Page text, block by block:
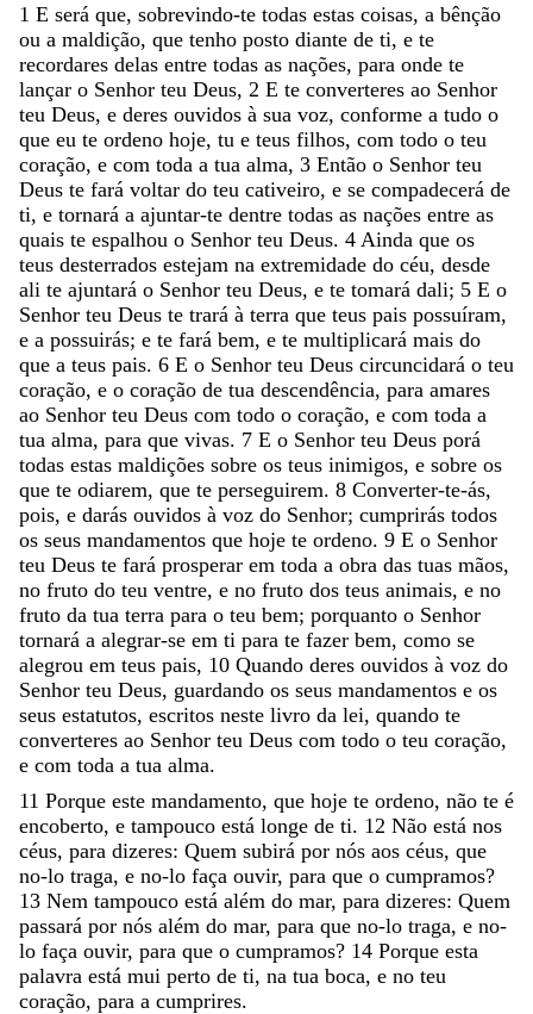
1 E será que, sobrevindo-te todas estas coisas, a bênção
ou a maldição, que tenho posto diante de ti, e te
recordares delas entre todas as nações, para onde te
lançar o Senhor teu Deus, 2 E te converteres ao Senhor
teu Deus, e deres ouvidos à sua voz, conforme a tudo o
que eu te ordeno hoje, tu e teus filhos, com todo o teu
coração, e com toda a tua alma, 3 Então o Senhor teu
Deus te fará voltar do teu cativeiro, e se compadecerá de
ti, e tornará a ajuntar-te dentre todas as nações entre as
quais te espalhou o Senhor teu Deus. 4 Ainda que os
teus desterrados estejam na extremidade do céu, desde
ali te ajuntará o Senhor teu Deus, e te tomará dali; 5 E o
Senhor teu Deus te trará à terra que teus pais possuíram,
e a possuirás; e te fará bem, e te multiplicará mais do
que a teus pais. 6 E o Senhor teu Deus circuncidará o teu
coração, e o coração de tua descendência, para amares
ao Senhor teu Deus com todo o coração, e com toda a
tua alma, para que vivas. 7 E o Senhor teu Deus porá
todas estas maldições sobre os teus inimigos, e sobre os
que te odiarem, que te perseguirem. 8 Converter-te-ás,
pois, e darás ouvidos à voz do Senhor; cumprirás todos
os seus mandamentos que hoje te ordeno. 9 E o Senhor
teu Deus te fará prosperar em toda a obra das tuas mãos,
no fruto do teu ventre, e no fruto dos teus animais, e no
fruto da tua terra para o teu bem; porquanto o Senhor
tornará a alegrar-se em ti para te fazer bem, como se
alegrou em teus pais, 10 Quando deres ouvidos à voz do
Senhor teu Deus, guardando os seus mandamentos e os
seus estatutos, escritos neste livro da lei, quando te
converteres ao Senhor teu Deus com todo o teu coração,
e com toda a tua alma.
11 Porque este mandamento, que hoje te ordeno, não te é
encoberto, e tampouco está longe de ti. 12 Não está nos
céus, para dizeres: Quem subirá por nós aos céus, que
no-lo traga, e no-lo faça ouvir, para que o cumpramos?
13 Nem tampouco está além do mar, para dizeres: Quem
passará por nós além do mar, para que no-lo traga, e no-
lo faça ouvir, para que o cumpramos? 14 Porque esta
palavra está mui perto de ti, na tua boca, e no teu
coração, para a cumprires.